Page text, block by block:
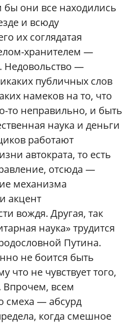
бы они все находились
и всюду
их соглядатая
хранителем —
Недовольство —
публичных слов
намеков на то, что
то неправильно, и быть
наука и деньги
работают
автократа, то есть
отсюда —
механизма
акцент
вождя. Другая, так
наука» трудится
Путина.
не боится быть
что не чувствует того,
Впрочем, всем
смеха — абсурд
когда смешное